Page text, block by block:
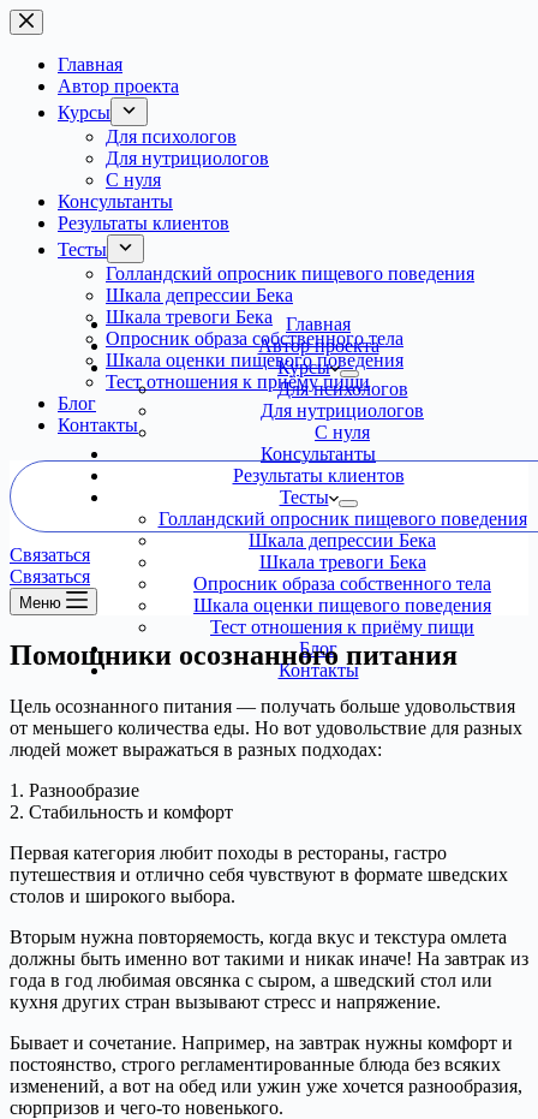
Перейти
к
сути
Главная
Автор проекта
Курсы
Для психологов
Для нутрициологов
С нуля
Консультанты
Результаты клиентов
Тесты
Голландский опросник пищевого поведения
Шкала депрессии Бека
Шкала тревоги Бека
Опросник образа собственного тела
Шкала оценки пищевого поведения
Тест отношения к приёму пищи
Блог
Контакты
Главная
Автор проекта
Курсы
Для психологов
Для нутрициологов
С нуля
Консультанты
Результаты клиентов
Тесты
Голландский опросник пищевого поведения
Шкала депрессии Бека
Шкала тревоги Бека
Опросник образа собственного тела
Шкала оценки пищевого поведения
Тест отношения к приёму пищи
Блог
Контакты
Связаться
Связаться
Меню
Помощники осознанного питания
Цель осознанного питания — получать больше удовольствия
от меньшего количества еды. Но вот удовольствие для разных
людей может выражаться в разных подходах:
1. Разнообразие
2. Стабильность и комфорт
Первая категория любит походы в рестораны, гастро
путешествия и отлично себя чувствуют в формате шведских
столов и широкого выбора.
Вторым нужна повторяемость, когда вкус и текстура омлета
должны быть именно вот такими и никак иначе! На завтрак из
года в год любимая овсянка с сыром, а шведский стол или
кухня других стран вызывают стресс и напряжение.
Бывает и сочетание. Например, на завтрак нужны комфорт и
постоянство, строго регламентированные блюда без всяких
изменений, а вот на обед или ужин уже хочется разнообразия,
сюрпризов и чего-то новенького.